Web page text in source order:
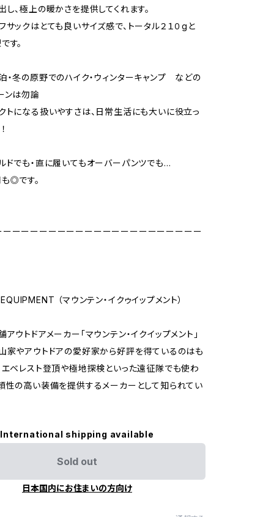
し、極上の暖かさを提供してくれます。
サックはとても良いサイズ感で、トータル２１０gと
す。
・冬の原野でのハイク・ウィンターキャンプ などの
ンは勿論
トになる扱いやすさは、日常生活にも大いに役立っ
ドでも・直に履いてもオーバーパンツでも…
◎です。
ーーーーーーーーーーーーーーーーーーーーーー
（マウンテン・イクゥイップメント）
アウトドアメーカー「マウンテン・イクイップメント」
家やアウトドアの愛好家から好評を得ているのはも
エベレスト登頂や極地探検といった遠征隊でも使わ
性の高い装備を提供するメーカーとして知られてい
International shipping available
Sold out
日本国内にお住まいの方向け